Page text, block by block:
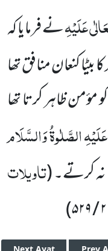
عَلَیْہِنے فرمایا کہ
کا بیٹا کنعان منافق تھا
ظاہر کرتا تھا
عَلَیْہِ الصَّلٰوۃُ وَالسَّلَام
کرتے۔(تاویلات
۲/۵۲۹)